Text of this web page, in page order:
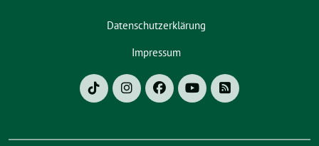
Datenschutzerklärung
Impressum